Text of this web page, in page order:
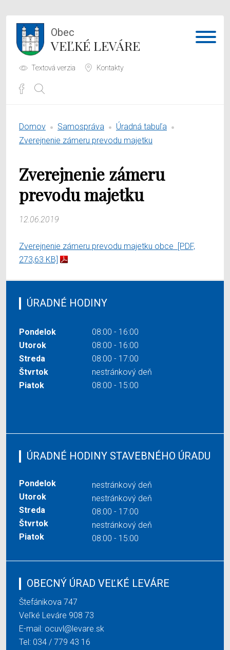
Obec
VEĽKÉ LEVÁRE
Textová verzia Kontakty
Samospráva
Domov Samospráva
Úradná tabuľa
Zverejnenie zámeru prevodu majetku
Zverejnenie zámeru
prevodu majetku
12.06.2019
Zverejnenie zámeru prevodu majetku obce [PDF,
273,63 KB]
ÚRADNÉ HODINY
Pondelok
08:00 - 16:00
Utorok
08:00 - 16:00
Streda
08:00 - 17:00
Štvrtok
nestránkový deň
Piatok
08:00 - 15:00
ÚRADNÉ HODINY STAVEBNÉHO ÚRADU
Pondelok
nestránkový deň
Utorok
nestránkový deň
Streda
08:00 - 17:00
Štvrtok
nestránkový deň
Piatok
08:00 - 15:00
OBECNÝ ÚRAD VEĽKÉ LEVÁRE
Štefánikova 747
Veľké Leváre 908 73
E-mail: ocuvl@levare.sk
Tel: 034 / 779 43 16